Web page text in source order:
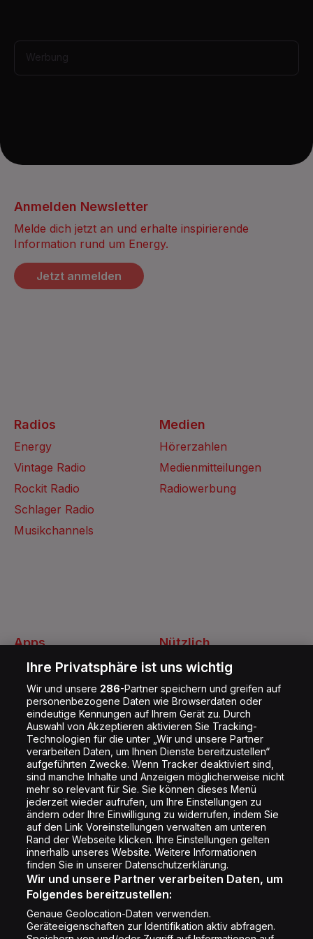
e
Werbung
Anmelden Newsletter
Melde dich jetzt an und erhalte inspirierende
Information rund um Energy.
Jetzt anmelden
Folge uns
Radios
Energy
Vintage Radio
Rockit Radio
Schlager Radio
Musikchannels
Nützlich
Kontakt
Jobs
Shop
Impressum
Rechtliches
Datenschutz
Cookie Liste
Cookie Einstellung
Apps
Energy Radio App
Medien
Hörerzahlen
Medienmitteilungen
Radiowerbung
Ihre Privatsphäre ist uns wichtig
Wir und unsere 286-Partner speichern und greifen auf
personenbezogene Daten wie Browserdaten oder
eindeutige Kennungen auf Ihrem Gerät zu. Durch
Auswahl von Akzeptieren aktivieren Sie Tracking-
Technologien für die unter „Wir und unsere Partner
verarbeiten Daten, um Ihnen Dienste bereitzustellen“
aufgeführten Zwecke. Wenn Tracker deaktiviert sind,
sind manche Inhalte und Anzeigen möglicherweise nicht
mehr so relevant für Sie. Sie können dieses Menü
jederzeit wieder aufrufen, um Ihre Einstellungen zu
ändern oder Ihre Einwilligung zu widerrufen, indem Sie
auf den Link Voreinstellungen verwalten am unteren
Rand der Webseite klicken. Ihre Einstellungen gelten
innerhalb unseres Website. Weitere Informationen
finden Sie in unserer Datenschutzerklärung.
Wir und unsere Partner verarbeiten Daten, um
Folgendes bereitzustellen:
Genaue Geolocation-Daten verwenden.
Geräteeigenschaften zur Identifikation aktiv abfragen.